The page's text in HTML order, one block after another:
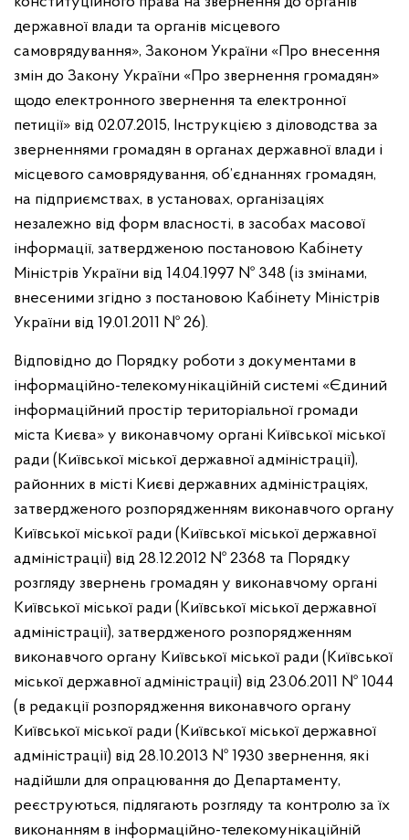
державної влади та органів місцевого
самоврядування», Законом України «Про внесення
змін до Закону України «Про звернення громадян»
щодо електронного звернення та електронної
петиції» від 02.07.2015, Інструкцією з діловодства за
зверненнями громадян в органах державної влади і
місцевого самоврядування, об’єднаннях громадян,
на підприємствах, в установах, організаціях
незалежно від форм власності, в засобах масової
інформації, затвердженою постановою Кабінету
Міністрів України від 14.04.1997 № 348 (із змінами,
внесеними згідно з постановою Кабінету Міністрів
України від 19.01.2011 № 26).
Відповідно до Порядку роботи з документами в
інформаційно-телекомунікаційній системі «Єдиний
інформаційний простір територіальної громади
міста Києва» у виконавчому органі Київської міської
ради (Київської міської державної адміністрації),
районних в місті Києві державних адміністраціях,
затвердженого розпорядженням виконавчого органу
Київської міської ради (Київської міської державної
адміністрації) від 28.12.2012 № 2368 та Порядку
розгляду звернень громадян у виконавчому органі
Київської міської ради (Київської міської державної
адміністрації), затвердженого розпорядженням
виконавчого органу Київської міської ради (Київської
міської державної адміністрації) від 23.06.2011 № 1044
(в редакції розпорядження виконавчого органу
Київської міської ради (Київської міської державної
адміністрації) від 28.10.2013 № 1930 звернення, які
надійшли для опрацювання до Департаменту,
реєструються, підлягають розгляду та контролю за їх
виконанням в інформаційно-телекомунікаційній